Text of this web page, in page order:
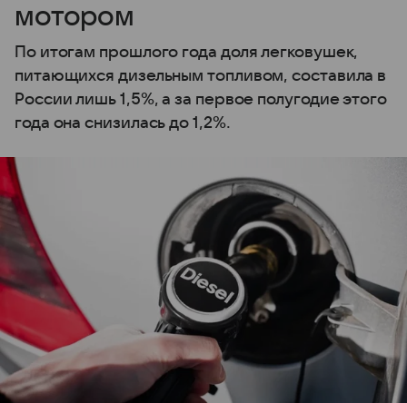
мотором
По итогам прошлого года доля легковушек,
питающихся дизельным топливом, составила в
России лишь 1,5%, а за первое полугодие этого
года она снизилась до 1,2%.